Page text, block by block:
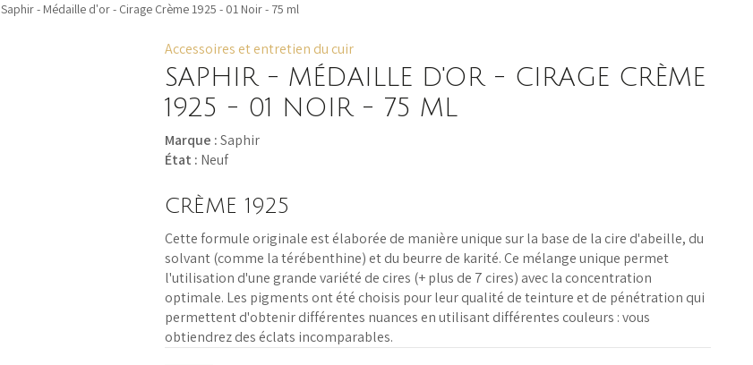
Saphir - Médaille d'or - Cirage Crème 1925 - 01 Noir - 75 ml
Accessoires et entretien du cuir
SAPHIR - MÉDAILLE D'OR - CIRAGE CRÈME
1925 - 01 NOIR - 75 ML
Marque :Saphir
État : Neuf
CRÈME 1925
Cette formule originale est élaborée de manière unique sur la base de la cire d'abeille, du
solvant (comme la térébenthine) et du beurre de karité. Ce mélange unique permet
l'utilisation d'une grande variété de cires (+ plus de 7 cires) avec la concentration
optimale. Les pigments ont été choisis pour leur qualité de teinture et de pénétration qui
permettent d'obtenir différentes nuances en utilisant différentes couleurs : vous
obtiendrez des éclats incomparables.